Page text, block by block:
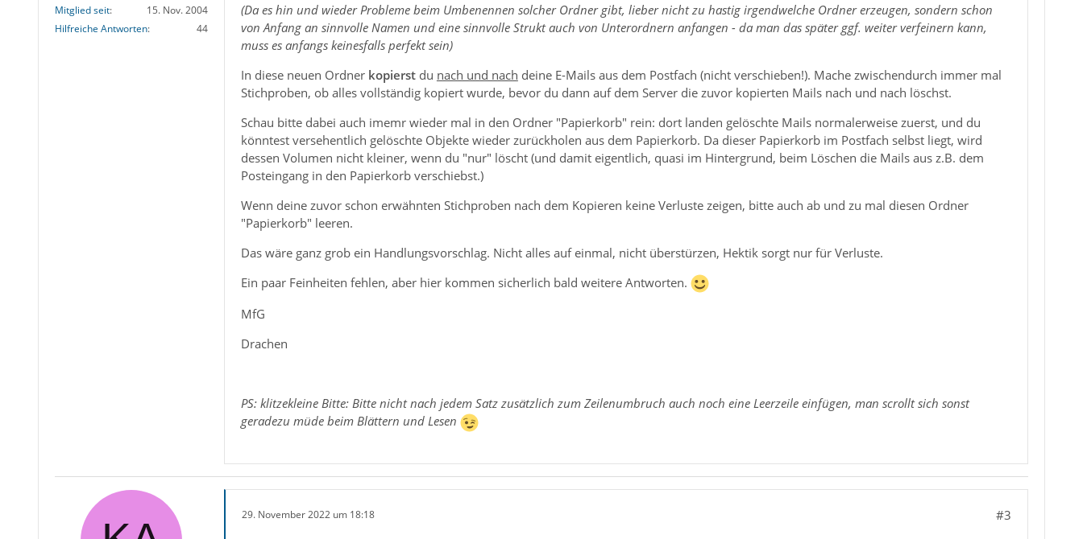
Mitglied seit
15. Nov. 2004
Hilfreiche Antworten
44
(Da es hin und wieder Probleme beim Umbenennen solcher Ordner gibt, lieber nicht zu hastig irgendwelche Ordner erzeugen, sondern schon
von Anfang an sinnvolle Namen und eine sinnvolle Strukt auch von Unterordnern anfangen - da man das später ggf. weiter verfeinern kann,
muss es anfangs keinesfalls perfekt sein)
In diese neuen Ordner kopierstdu nach und nach deine E-Mails aus dem Postfach (nicht verschieben!). Mache zwischendurch immer mal
Stichproben, ob alles vollständig kopiert wurde, bevor du dann auf dem Server die zuvor kopierten Mails nach und nach löschst.
Schau bitte dabei auch imemr wieder mal in den Ordner "Papierkorb" rein: dort landen gelöschte Mails normalerweise zuerst, und du
könntest versehentlich gelöschte Objekte wieder zurückholen aus dem Papierkorb. Da dieser Papierkorb im Postfach selbst liegt, wird
dessen Volumen nicht kleiner, wenn du "nur" löscht (und damit eigentlich, quasi im Hintergrund, beim Löschen die Mails aus z.B. dem
Posteingang in den Papierkorb verschiebst.)
Wenn deine zuvor schon erwähnten Stichproben nach dem Kopieren keine Verluste zeigen, bitte auch ab und zu mal diesen Ordner
"Papierkorb" leeren.
Das wäre ganz grob ein Handlungsvorschlag. Nicht alles auf einmal, nicht überstürzen, Hektik sorgt nur für Verluste.
Ein paar Feinheiten fehlen, aber hier kommen sicherlich bald weitere Antworten.
MfG
Drachen
PS: klitzekleine Bitte: Bitte nicht nach jedem Satz zusätzlich zum Zeilenumbruch auch noch eine Leerzeile einfügen, man scrollt sich sonst
geradezu müde beim Blättern und Lesen
29. November 2022 um 18:18 #3